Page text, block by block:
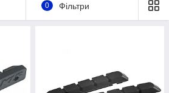
0 Фільтри